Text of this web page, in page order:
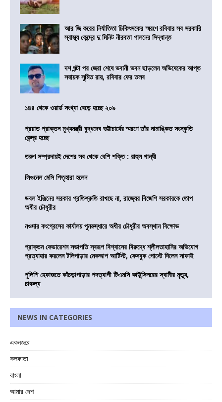
আর জি করের নির্যাতিতা চিকিৎসকের স্মরণে রবিবার সব সরকারি
স্বাস্থ্য কেন্দ্রে দু মিনিট নীরবতা পালনের সিদ্ধান্ত
দশ ঘন্টা পর জেরা শেষে ভবানী ভবন ছাড়লেন অভিষেকের আপ্ত
সহায়ক সুমিত রায়, রবিবার ফের তলব
১৪৪ থেকে ওয়ার্ড সংখ্যা বেড়ে হচ্ছে ২০৯
প্রয়াত প্রাক্তন মুখ্যমন্ত্রী বুদ্ধদেব ভট্টাচার্যের স্মরণে তাঁর নামাঙ্কিত সংস্কৃতি
কেন্দ্র হচ্ছে
তরুণ সম্প্রদায়ই দেশের সব থেকে বেশি শক্তি : রাহুল গান্ধী
লিওনেল মেসি পিতৃহারা হলেন
ডবল ইঞ্জিনের সরকার প্রতিশ্রুতি রাখছে না, রাজ্যের বিজেপি সরকারকে তোপ
অধীর চৌধুরীর
নওদার কংগ্রেসের কার্যালয় পুনরুদ্ধারে অধীর চৌধুরীর অবস্থান বিক্ষোভ
প্রাক্তন ফেডারেশন সভাপতি স্বরূপ বিশ্বাসের বিরুদ্ধে শ্লীলতাহানির অভিযোগ
প্রত্যাহার করলেন টলিপাড়ার মেকআপ আর্টিস্ট, ফেসবুক পোস্টে দিলেন সাফাই
পুলিশি হেফাজতে কাঁচড়াপাড়ার পদত্যাগী টিএমসি কাউন্সিলরের স্বামীর মৃত্যু,
চাঞ্চল্য
NEWS IN CATEGORIES
একনজরে
কলকাতা
বাংলা
আমার দেশ